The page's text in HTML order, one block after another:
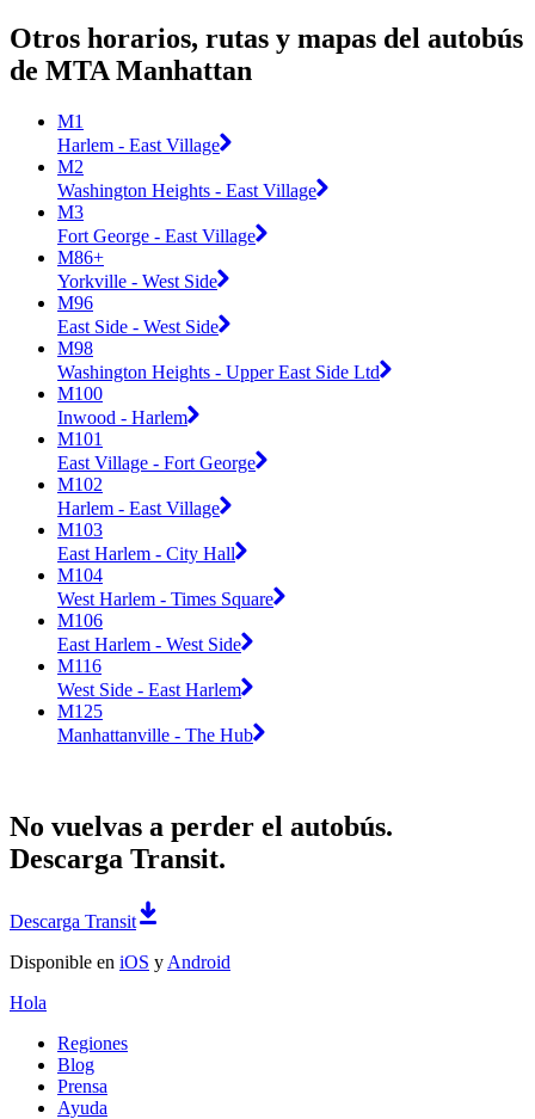
Otros horarios, rutas y mapas del autobús
de MTA Manhattan
M1
Harlem - East Village
M2
Washington Heights - East Village
M3
Fort George - East Village
M86+
Yorkville - West Side
M96
East Side - West Side
M98
Washington Heights - Upper East Side Ltd
M100
Inwood - Harlem
M101
East Village - Fort George
M102
Harlem - East Village
M103
East Harlem - City Hall
M104
West Harlem - Times Square
M106
East Harlem - West Side
M116
West Side - East Harlem
M125
Manhattanville - The Hub
No vuelvas a perder el autobús.
Descarga Transit.
Descarga Transit
Disponible en iOS y Android
Hola
Regiones
Blog
Prensa
Ayuda